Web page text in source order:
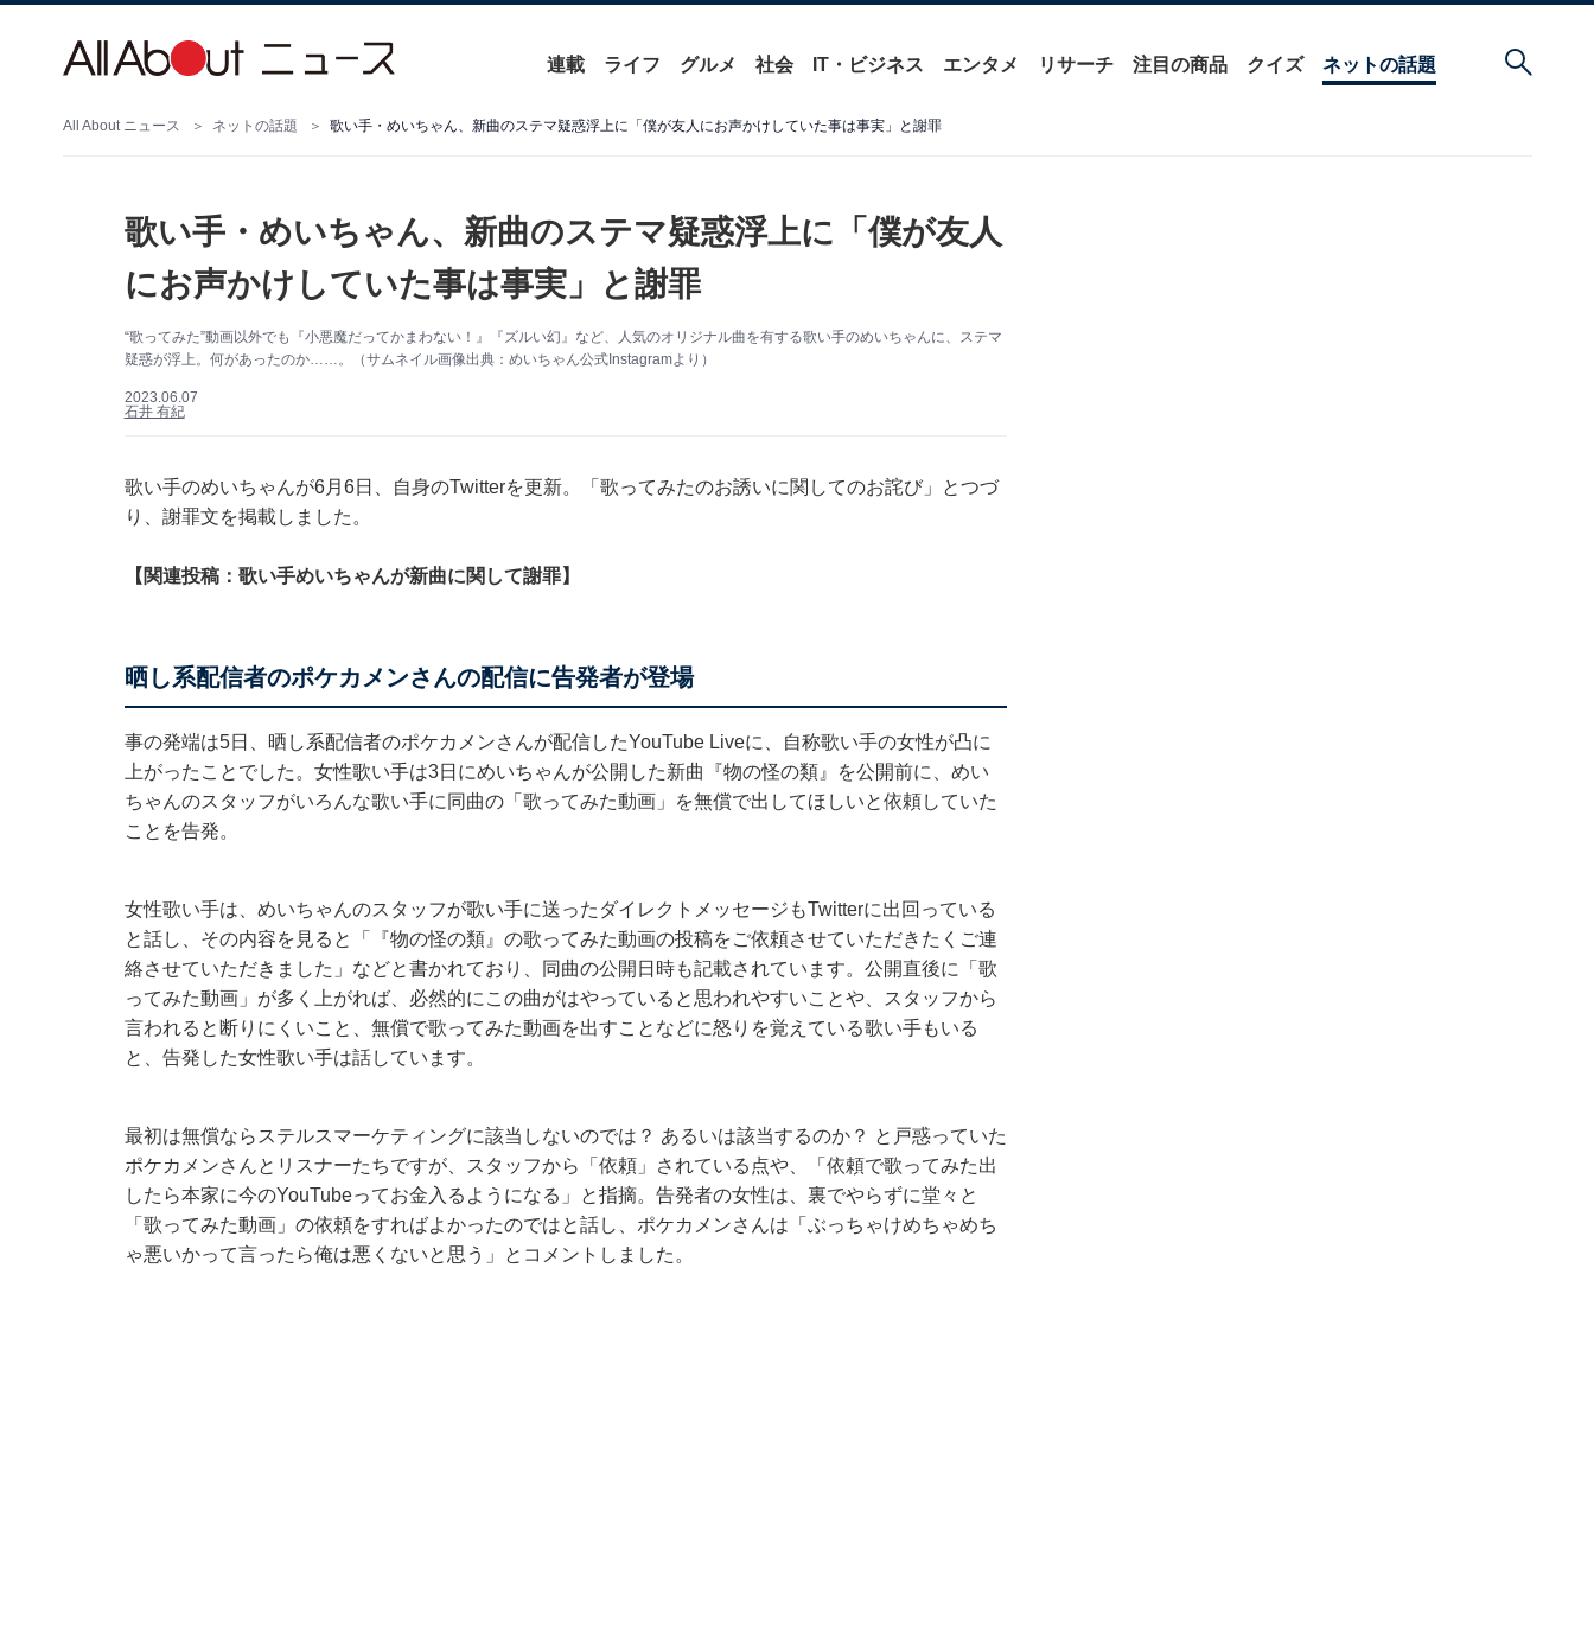
連載 ライフ グルメ 社会 IT・ビジネス エンタメ リサーチ 注目の商品 クイズ ネットの話題
All About ニュース ネットの話題 歌い手・めいちゃん、新曲のステマ疑惑浮上に「僕が友人にお声かけしていた事は事実」と謝罪
歌い手・めいちゃん、新曲のステマ疑惑浮上に「僕が友人
にお声かけしていた事は事実」と謝罪
“歌ってみた”動画以外でも『小悪魔だってかまわない！』『ズルい幻』など、人気のオリジナル曲を有する歌い手のめいちゃんに、ステマ
疑惑が浮上。何があったのか……。（サムネイル画像出典：めいちゃん公式Instagramより）
2023.06.07
石井 有紀
歌い手のめいちゃんが6月6日、自身のTwitterを更新。「歌ってみたのお誘いに関してのお詫び」とつづ
り、謝罪文を掲載しました。
【関連投稿：歌い手めいちゃんが新曲に関して謝罪】
晒し系配信者のポケカメンさんの配信に告発者が登場
事の発端は5日、晒し系配信者のポケカメンさんが配信したYouTube Liveに、自称歌い手の女性が凸に
上がったことでした。女性歌い手は3日にめいちゃんが公開した新曲『物の怪の類』を公開前に、めい
ちゃんのスタッフがいろんな歌い手に同曲の「歌ってみた動画」を無償で出してほしいと依頼していた
ことを告発。
女性歌い手は、めいちゃんのスタッフが歌い手に送ったダイレクトメッセージもTwitterに出回っている
と話し、その内容を見ると「『物の怪の類』の歌ってみた動画の投稿をご依頼させていただきたくご連
絡させていただきました」などと書かれており、同曲の公開日時も記載されています。公開直後に「歌
ってみた動画」が多く上がれば、必然的にこの曲がはやっていると思われやすいことや、スタッフから
言われると断りにくいこと、無償で歌ってみた動画を出すことなどに怒りを覚えている歌い手もいる
と、告発した女性歌い手は話しています。
最初は無償ならステルスマーケティングに該当しないのでは？ あるいは該当するのか？ と戸惑っていた
ポケカメンさんとリスナーたちですが、スタッフから「依頼」されている点や、「依頼で歌ってみた出
したら本家に今のYouTubeってお金入るようになる」と指摘。告発者の女性は、裏でやらずに堂々と
「歌ってみた動画」の依頼をすればよかったのではと話し、ポケカメンさんは「ぶっちゃけめちゃめち
ゃ悪いかって言ったら俺は悪くないと思う」とコメントしました。